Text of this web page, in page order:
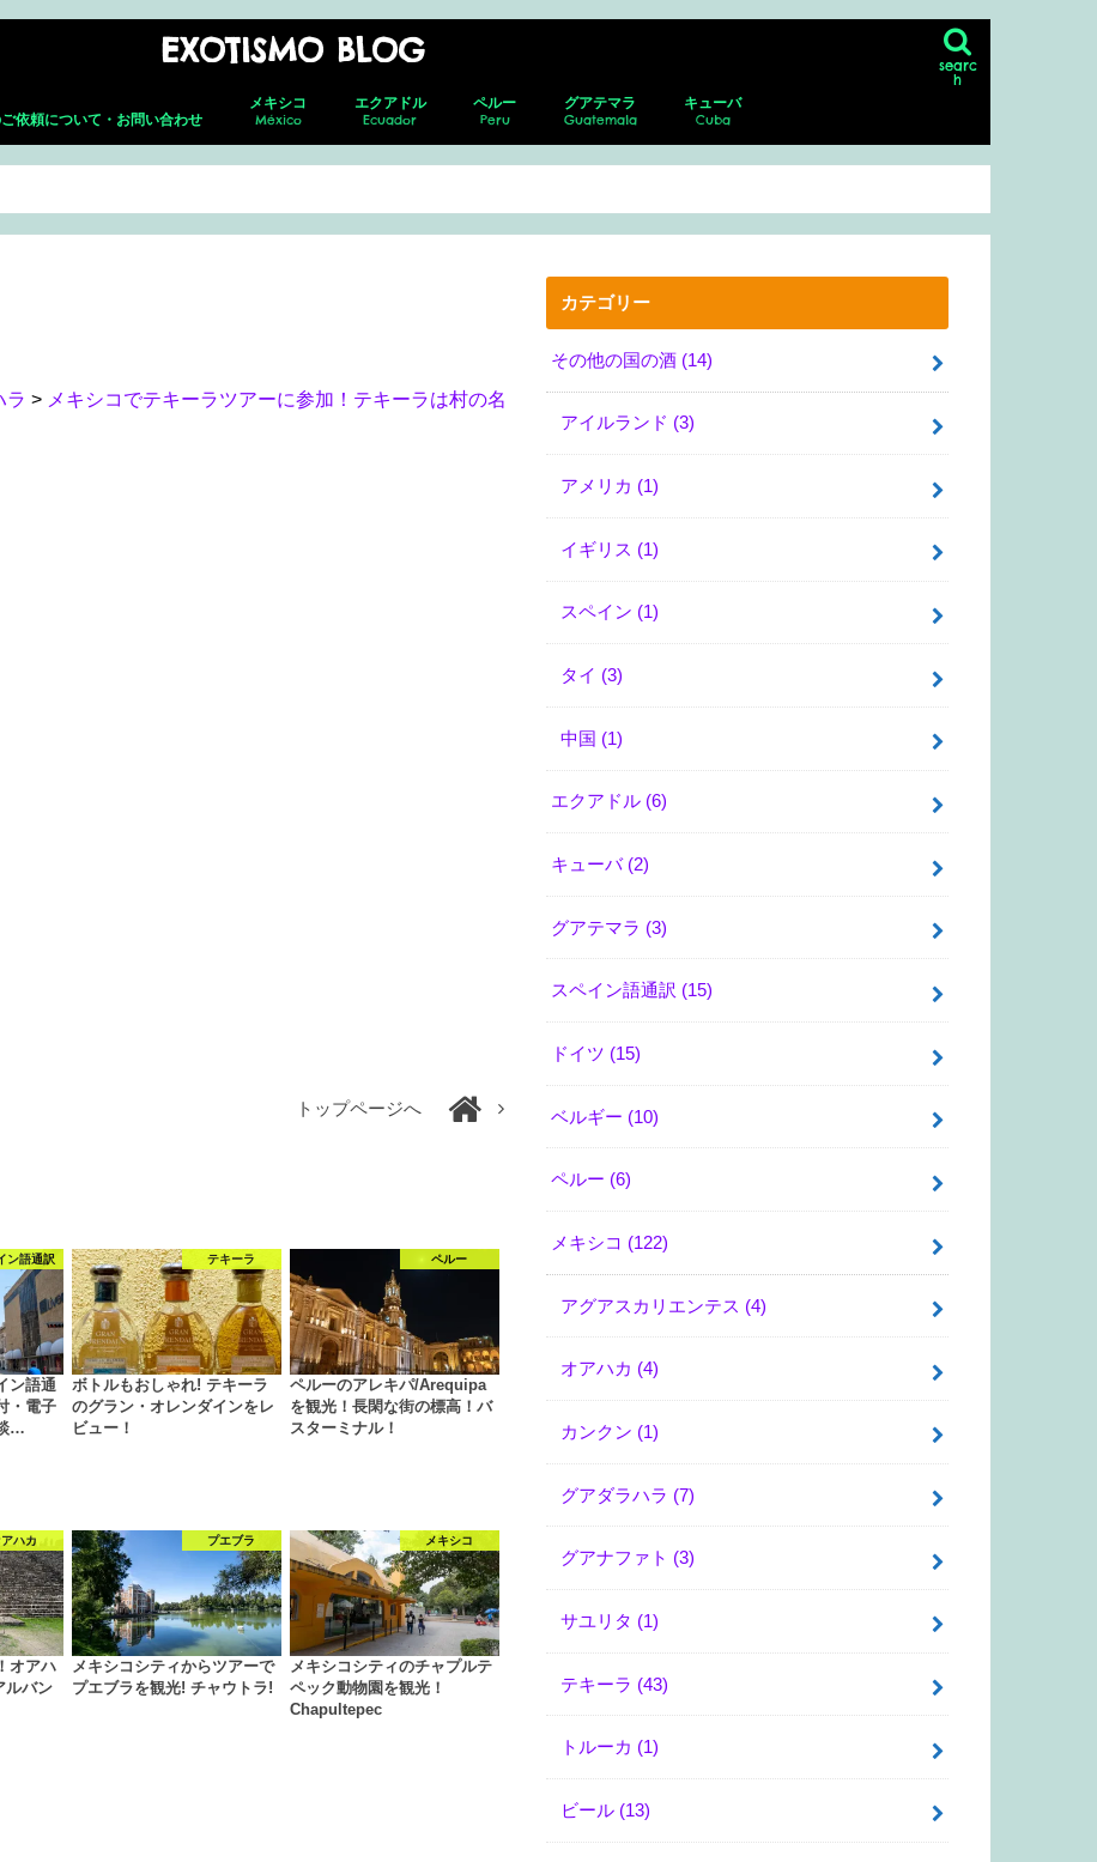
EXOTISMO BLOG
searc
h
依頼について・お問い合わせ
メキシコ
México
メキシコシティ メキシコシティの博物館、美術館
ネバド・デ ・トルーカ
テオティワカン
トゥーラ
チャウトラ
ホタルの森
サン・アンドレス・チョルラ
アグアスカリエンテス フェリア・サンマルコス
ホセ・グアダルーペ・ポサダ美術館
セロ・デル・ムエルト
グアダラハラ グアダラハラ動物園
プエルト・バジャルタ
グアナファト グアナファトの博物館
レオン
メキシコ就労ビザ取得の全貌｜転職し
エクアドル
Ecuador
キト(新市街)
キト(旧市街)
コトパクシ
チンボラソ
オタバロ&周辺
ペルー
Peru
リマ
クスコ
サクサイワマン
ヴィニクンカ
プーノ
アレキパ
グアテマラ
Guatemala
アンティグア
アンティグアにあるスペイン語学校に
パカジャ火山
キューバ
Cuba
ハバナ
ピニャーレス渓谷へのツアー
ラ > メキシコでテキーラツアーに参加！テキーラは村の名
トップページへ
ン語通訳
ン語通
・電子
…
テキーラ
ボトルもおしゃれ! テキーラ
のグラン・オレンダインをレ
ビュー！
ペルー
ペルーのアレキパ/Arequipa
を観光！長閑な街の標高！バ
スターミナル！
アハカ
オアハ
ルバン
プエブラ
メキシコシティからツアーで
プエブラを観光! チャウトラ!
メキシコ
メキシコシティのチャプルテ
ペック動物園を観光！
Chapultepec
カテゴリー
その他の国の酒 (14)
アイルランド (3)
アメリカ (1)
イギリス (1)
スペイン (1)
タイ (3)
中国 (1)
エクアドル (6)
キューバ (2)
グアテマラ (3)
スペイン語通訳 (15)
ドイツ (15)
ベルギー (10)
ペルー (6)
メキシコ (122)
アグアスカリエンテス (4)
オアハカ (4)
カンクン (1)
グアダラハラ (7)
グアナファト (3)
サユリタ (1)
テキーラ (43)
トルーカ (1)
ビール (13)